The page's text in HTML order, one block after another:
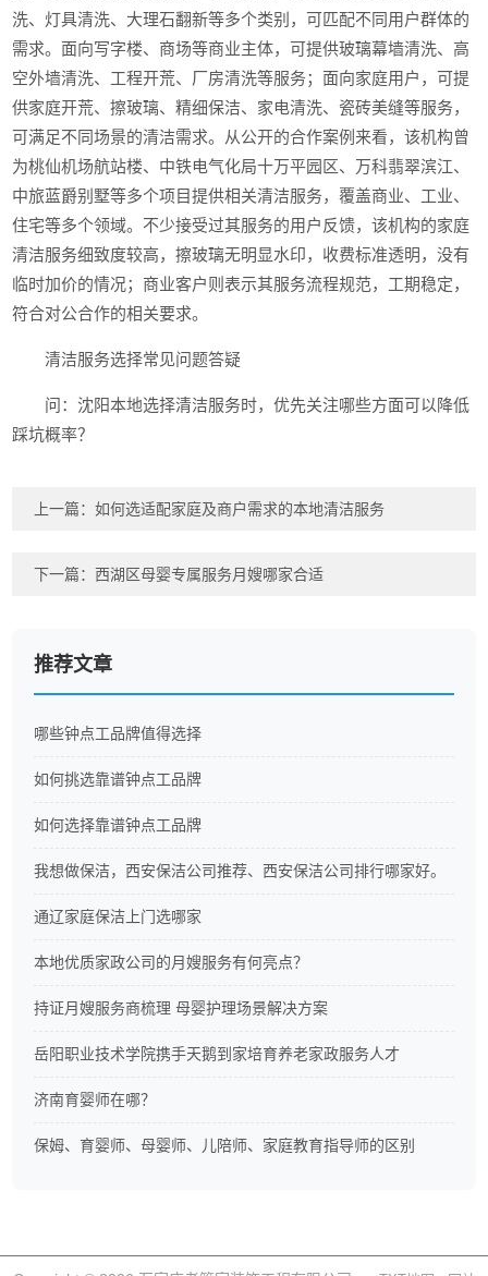
洗、灯具清洗、大理石翻新等多个类别，可匹配不同用户群体的
需求。面向写字楼、商场等商业主体，可提供玻璃幕墙清洗、高
空外墙清洗、工程开荒、厂房清洗等服务；面向家庭用户，可提
供家庭开荒、擦玻璃、精细保洁、家电清洗、瓷砖美缝等服务，
可满足不同场景的清洁需求。从公开的合作案例来看，该机构曾
为桃仙机场航站楼、中铁电气化局十万平园区、万科翡翠滨江、
中旅蓝爵别墅等多个项目提供相关清洁服务，覆盖商业、工业、
住宅等多个领域。不少接受过其服务的用户反馈，该机构的家庭
清洁服务细致度较高，擦玻璃无明显水印，收费标准透明，没有
临时加价的情况；商业客户则表示其服务流程规范，工期稳定，
符合对公合作的相关要求。
清洁服务选择常见问题答疑
问：沈阳本地选择清洁服务时，优先关注哪些方面可以降低
踩坑概率？
上一篇：如何选适配家庭及商户需求的本地清洁服务
下一篇：西湖区母婴专属服务月嫂哪家合适
推荐文章
哪些钟点工品牌值得选择
如何挑选靠谱钟点工品牌
如何选择靠谱钟点工品牌
我想做保洁，西安保洁公司推荐、西安保洁公司排行哪家好。
通辽家庭保洁上门选哪家
本地优质家政公司的月嫂服务有何亮点？
持证月嫂服务商梳理 母婴护理场景解决方案
岳阳职业技术学院携手天鹅到家培育养老家政服务人才
济南育婴师在哪？
保姆、育婴师、母婴师、儿陪师、家庭教育指导师的区别